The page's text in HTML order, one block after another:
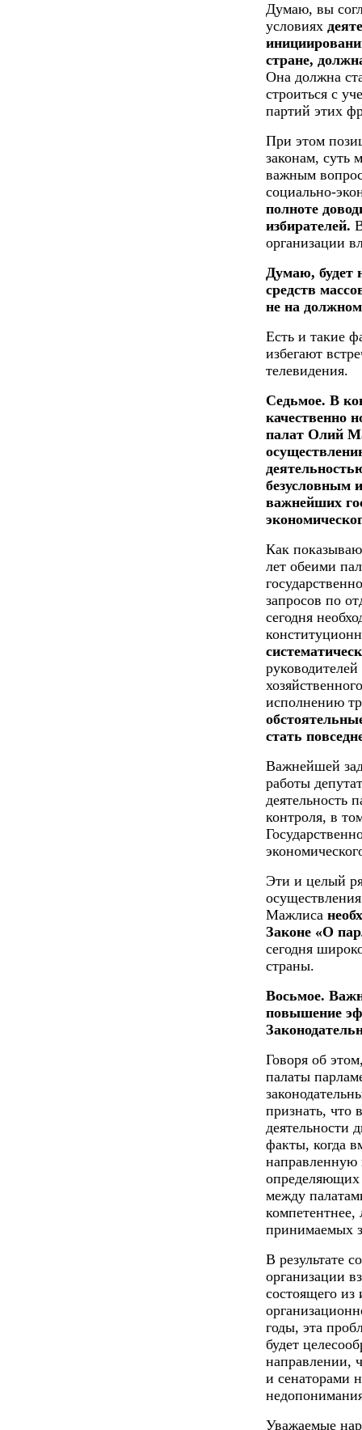
Думаю, вы
условиях
стране,
Она должна
строиться с
партий этих
При этом
законам, суть
важным
социально-
полноте
избирателей.
организации
Думаю, будет
средств
не на
Есть и такие
избегают
телевидения.
Седьмое. В
качественно
палат Олий
безусловным
важнейших
Как
лет обеими
запросов по
сегодня
исполнению
стать
Важнейшей
работы
деятельность
контроля, в
Эти и целый
Мажлиса
Законе «О
сегодня
страны.
Восьмое.
повышение
Говоря об
палаты
признать, что
деятельности
факты, когда
направленную
определяющих
между
компетентнее,
принимаемых
В результате
организации
состоящего из
годы, эта
будет
направлении,
и сенаторами
Уважаемые